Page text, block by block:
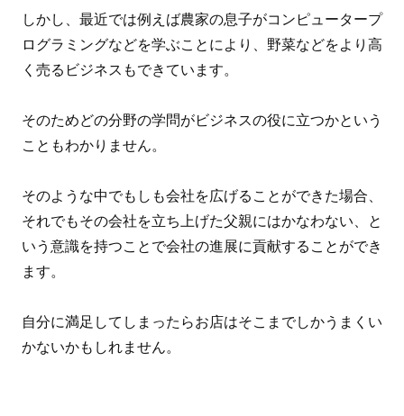
しかし、最近では例えば農家の息子がコンピュータープ
ログラミングなどを学ぶことにより、野菜などをより高
く売るビジネスもできています。
そのためどの分野の学問がビジネスの役に立つかという
こともわかりません。
そのような中でもしも会社を広げることができた場合、
それでもその会社を立ち上げた父親にはかなわない、と
いう意識を持つことで会社の進展に貢献することができ
ます。
自分に満足してしまったらお店はそこまでしかうまくい
かないかもしれません。